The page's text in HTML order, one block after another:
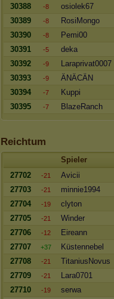
30388
-8
osiolek67
30389
-8
RosiMongo
30390
-8
Pemi00
30391
-5
deka
30392
-9
Laraprivat0007
30393
-9
ÄNÄCÄN
30394
-7
Kuppi
30395
-7 BlazeRanch
Reichtum
Spieler
27702
-21
Avicii
27703
-21
minnie1994
27704
-19
clyton
27705
-21
Winder
27706
-12
Eireann
27707
+37
Küstennebel
27708
-21
TitaniusNovus
27709
-21
Lara0701
27710
-19
serwa